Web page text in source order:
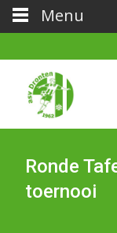
Ronde
toernooi
Menu